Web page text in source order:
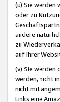
(u) Sie werden
oder zu
andere
zu
auf Ihrer
(v) Sie werden
werden, nicht
nicht mit
Links eine